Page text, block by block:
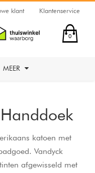
klant Klantenservice
0
MEER
katoen met
Vandyck
afgewisseld met